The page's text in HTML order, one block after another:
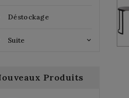
Déstockage
Suite 
Produits